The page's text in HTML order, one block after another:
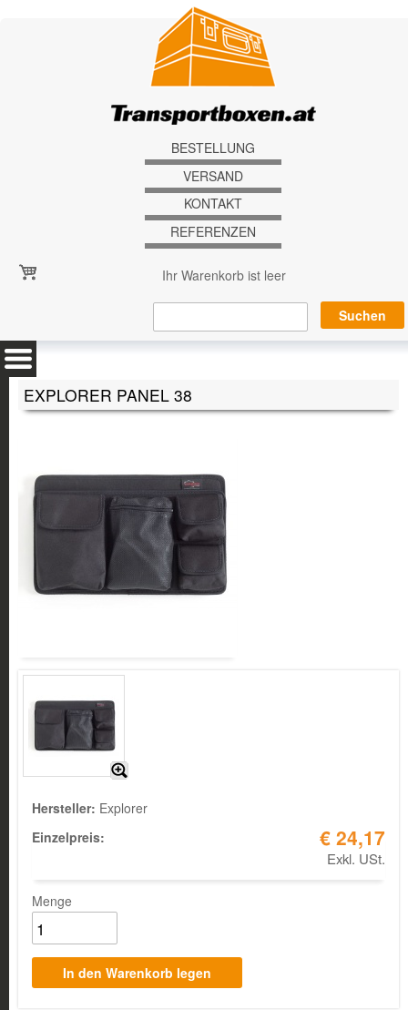
BESTELLUNG
VERSAND
KONTAKT
REFERENZEN
Ihr Warenkorb ist leer
EXPLORER PANEL 38
Hersteller: Explorer
Einzelpreis:
€ 24,17
Exkl. USt.
Menge